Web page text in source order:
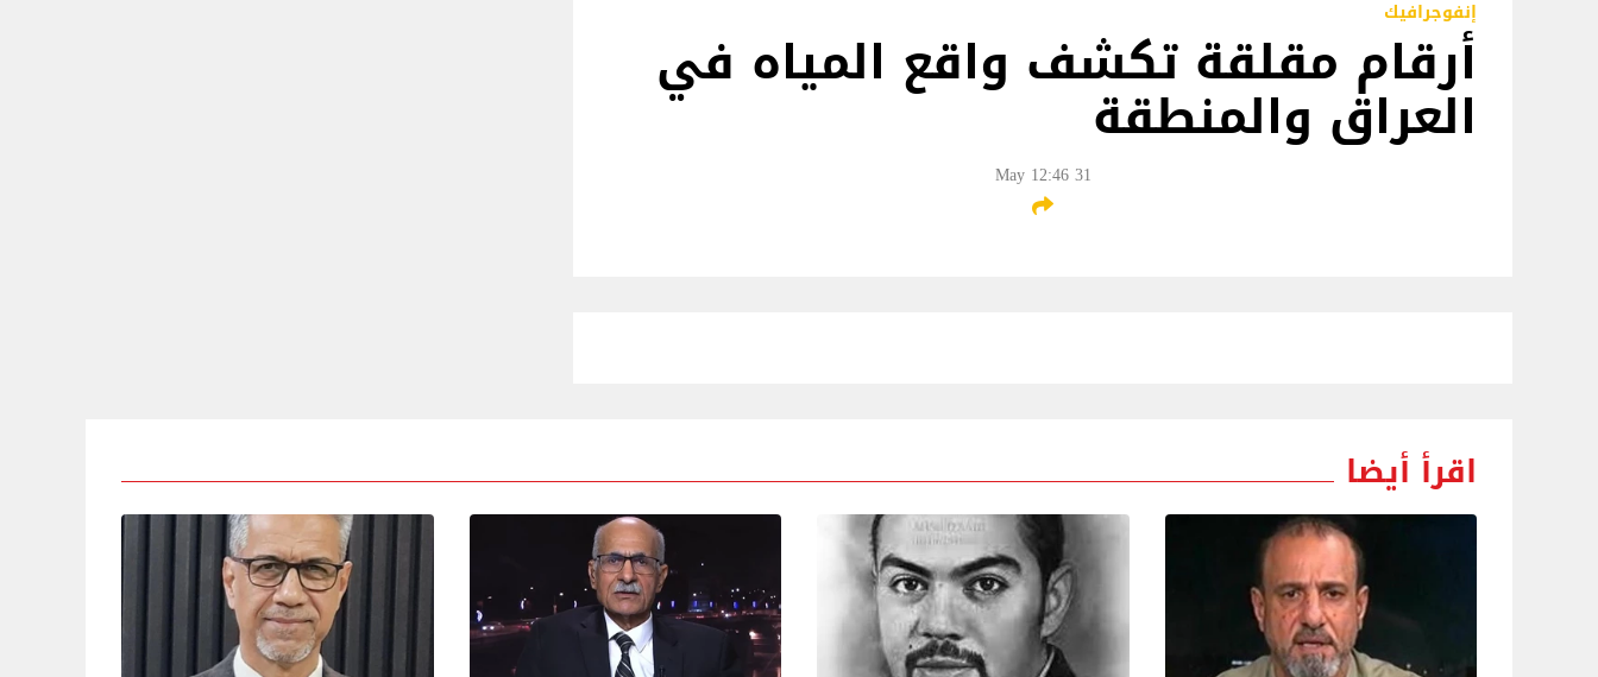
إنفوجرافيك
أرقام مقلقة تكشف واقع المياه في
العراق والمنطقة
31 May 12:46
اقرأ أيضا